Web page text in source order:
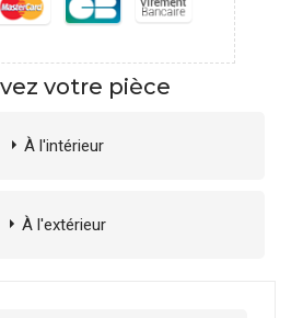
votre pièce
À l'intérieur
À l'extérieur